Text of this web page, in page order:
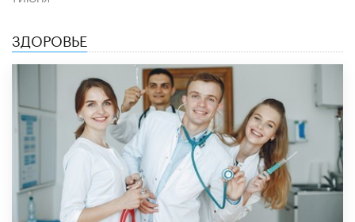
ЗДОРОВЬЕ